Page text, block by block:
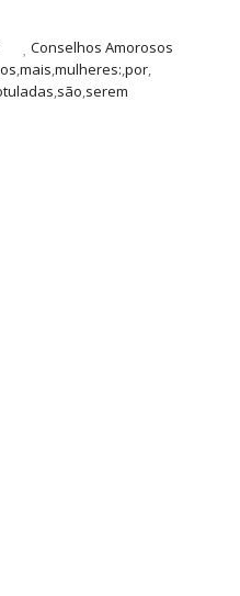
Conselhos Amorosos
,mais,mulheres:,por,
,são,serem